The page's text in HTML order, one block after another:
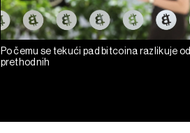
Po čemu se tekući pad bitcoina razlikuje od
prethodnih